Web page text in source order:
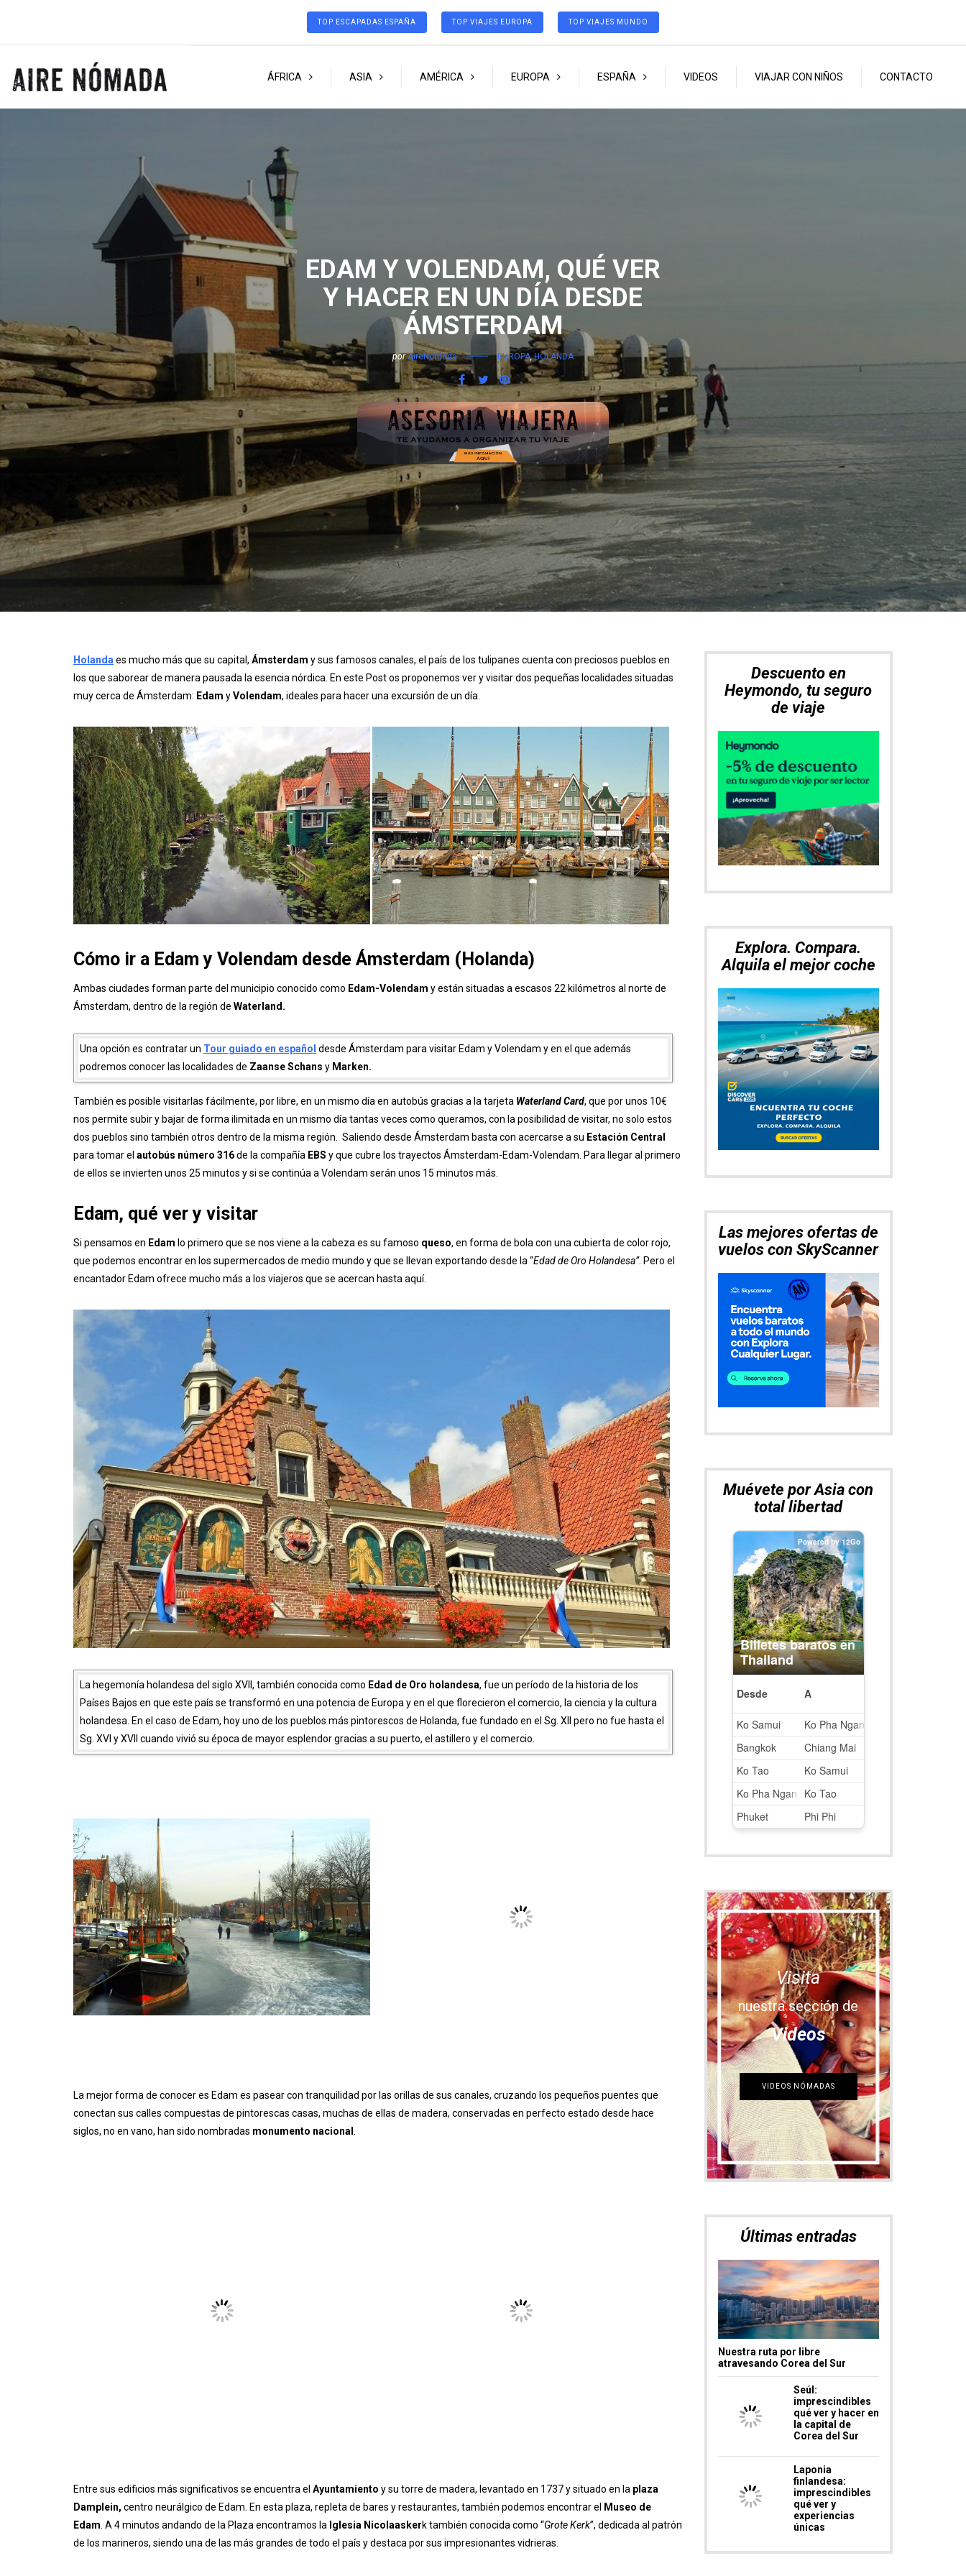
TOP ESCAPADAS ESPAÑA TOP VIAJES EUROPA TOP VIAJES MUNDO
ÁFRICA ASIA AMÉRICA EUROPA ESPAÑA VIDEOS VIAJAR CON NIÑOS CONTACTO
EDAM Y VOLENDAM, QUÉ VER
Y HACER EN UN DÍA DESDE
ÁMSTERDAM
porAireNomada EUROPA,HOLANDA
Holanda es mucho más que su capital, Ámsterdam y sus famosos canales, el país de los tulipanes cuenta con preciosos pueblos en
los que saborear de manera pausada la esencia nórdica. En este Post os proponemos ver y visitar dos pequeñas localidades situadas
muy cerca de Ámsterdam: Edam yVolendam, ideales para hacer una excursión de un día.
Cómo ir a Edam y Volendam desde Ámsterdam (Holanda)
Ambas ciudades forman parte del municipio conocido como Edam-Volendam y están situadas a escasos 22 kilómetros al norte de
Ámsterdam, dentro de la región de Waterland.
Una opción es contratar un Tour guiado en español desde Ámsterdam para visitar Edam y Volendam y en el que además
podremos conocer las localidades de Zaanse Schans y Marken.
También es posible visitarlas fácilmente, por libre, en un mismo día en autobús gracias a la tarjeta Waterland Card, que por unos 10€
nos permite subir y bajar de forma ilimitada en un mismo día tantas veces como queramos, con la posibilidad de visitar, no solo estos
dos pueblos sino también otros dentro de la misma región. Saliendo desde Ámsterdam basta con acercarse a su Estación Central
para tomar el autobús número 316de la compañía EBS y que cubre los trayectos Ámsterdam-Edam-Volendam. Para llegar al primero
de ellos se invierten unos 25 minutos y si se continúa a Volendam serán unos 15 minutos más.
Edam, qué ver y visitar
Si pensamos en Edam lo primero que se nos viene a la cabeza es su famoso queso, en forma de bola con una cubierta de color rojo,
que podemos encontrar en los supermercados de medio mundo y que se llevan exportando desde la “Edad de Oro Holandesa”. Pero el
encantador Edam ofrece mucho más a los viajeros que se acercan hasta aquí.
La hegemonía holandesa del siglo XVII, también conocida como Edad de Oro holandesa, fue un período de la historia de los
Países Bajos en que este país se transformó en una potencia de Europa​ y en el que florecieron el comercio, la ciencia y la cultura
holandesa. En el caso de Edam, hoy uno de los pueblos más pintorescos de Holanda, fue fundado en el Sg. XII pero no fue hasta el
Sg. XVI y XVII cuando vivió su época de mayor esplendor gracias a su puerto, el astillero y el comercio.
La mejor forma de conocer es Edam es pasear con tranquilidad por las orillas de sus canales, cruzando los pequeños puentes que
conectan sus calles compuestas de pintorescas casas, muchas de ellas de madera, conservadas en perfecto estado desde hace
Entre sus edificios más significativos se encuentra el Ayuntamiento y su torre de madera, levantado en 1737 y situado en la plaza
Damplein, centro neurálgico de Edam. En esta plaza, repleta de bares y restaurantes, también podemos encontrar el Museo de
Edam . A 4 minutos andando de la Plaza encontramos la Iglesia Nicolaaskerk también conocida como “Grote Kerk”, dedicada al patrón
de los marineros, siendo una de las más grandes de todo el país y destaca por sus impresionantes vidrieras.
Descuento en
Heymondo, tu seguro
de viaje
Explora. Compara.
Alquila el mejor coche
Las mejores ofertas de
vuelos con SkyScanner
Muévete por Asia con
total libertad
Visita
nuestra sección de
Videos
VIDEOS NÓMADAS
Últimas entradas
Nuestra ruta por libre
atravesando Corea del Sur
Seúl:
imprescindibles
qué ver y hacer en
la capital de
Corea del Sur
Laponia
finlandesa:
imprescindibles
qué ver y
experiencias
únicas